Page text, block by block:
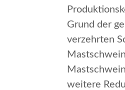
Grund der
verzehrten
weitere